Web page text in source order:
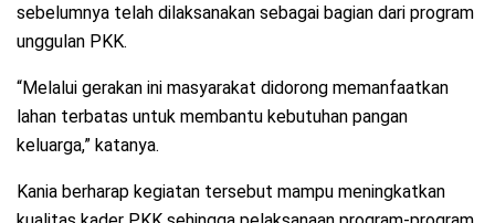
sebelumnya telah dilaksanakan sebagai bagian dari program
unggulan PKK.
“Melalui gerakan ini masyarakat didorong memanfaatkan
lahan terbatas untuk membantu kebutuhan pangan
keluarga,” katanya.
Kania berharap kegiatan tersebut mampu meningkatkan